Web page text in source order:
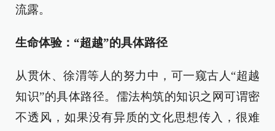
流露。
生命体验：“超越”的具体路径
从贯休、徐渭等人的努力中，可一窥古人“超越
知识”的具体路径。儒法构筑的知识之网可谓密
不透风，如果没有异质的文化思想传入，很难